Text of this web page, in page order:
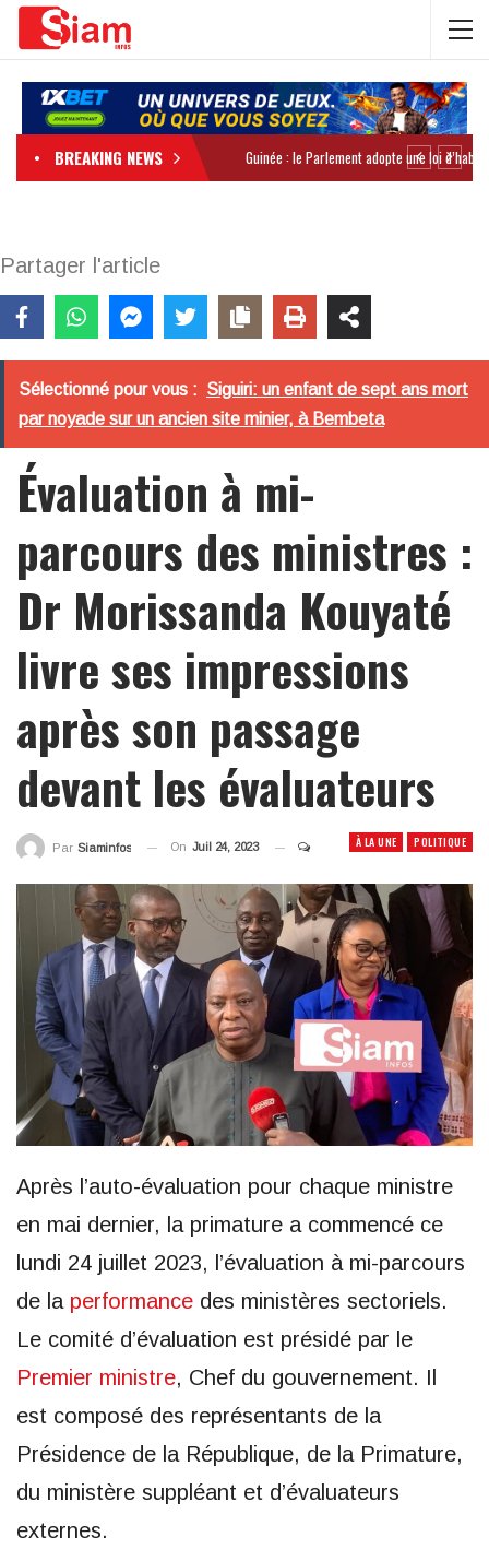
BREAKING NEWS
Partager l'article
Sélectionné pour vous : Siguiri: un enfant de sept ans mort
par noyade sur un ancien site minier, à Bembeta
Évaluation à mi-
parcours des ministres :
Dr Morissanda Kouyaté
livre ses impressions
après son passage
devant les évaluateurs
À LA UNE POLITIQUE
Par Siaminfos On Juil 24, 2023
Après l’auto-évaluation pour chaque ministre
en mai dernier, la primature a commencé ce
lundi 24 juillet 2023, l’évaluation à mi-parcours
de la performance des ministères sectoriels.
Le comité d’évaluation est présidé par le
Premier ministre, Chef du gouvernement. Il
est composé des représentants de la
Présidence de la République, de la Primature,
du ministère suppléant et d’évaluateurs
externes.